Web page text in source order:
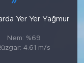
Yer Yer Yağmur
Nem: %69
4.61 m/s